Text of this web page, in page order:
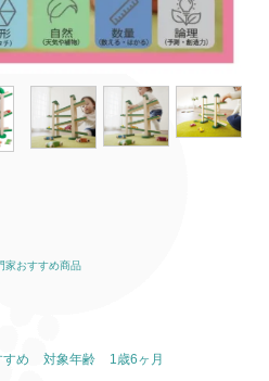
家おすすめ商品
め 対象年齢 1歳6ヶ月